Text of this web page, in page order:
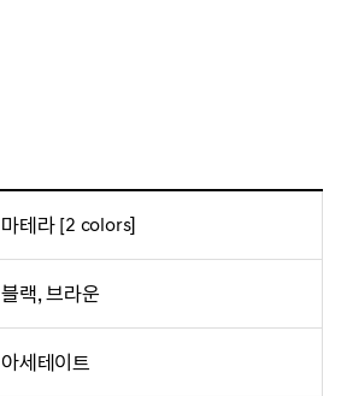
마테라 [2 colors]
블랙, 브라운
아세테이트